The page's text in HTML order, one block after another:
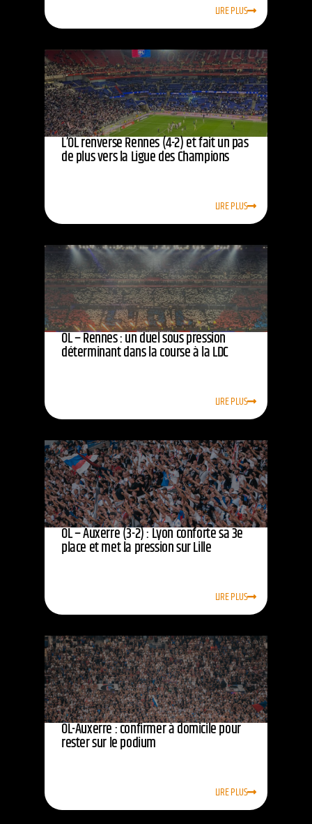
LIRE PLUS
L’OL renverse Rennes (4-2) et fait un pas
de plus vers la Ligue des Champions
LIRE PLUS
OL – Rennes : un duel sous pression
déterminant dans la course à la LDC
LIRE PLUS
OL – Auxerre (3-2) : Lyon conforte sa 3e
place et met la pression sur Lille
LIRE PLUS
OL-Auxerre : confirmer à domicile pour
rester sur le podium
LIRE PLUS